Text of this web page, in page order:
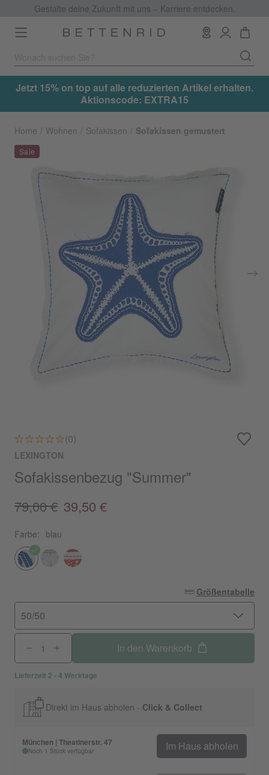
Gestalte deine Zukunft mit uns – Karriere entdecken.
Toggle
navigation
Jetzt 15% on top auf alle reduzierten Artikel erhalten.
Aktionscode: EXTRA15
Home Wohnen Sofakissen Sofakissen gemustert
(0)
LEXINGTON
Sofakissenbezug "Summer"
79,00 € 39,50 €
Farbe: blau
Größentabelle
50/50
In den Warenkorb
Lieferzeit 2 - 4 Werktage
Direkt im Haus abholen - Click & Collect
München | Theatinerstr. 47
Noch 1 Stück verfügbar Im Haus abholen